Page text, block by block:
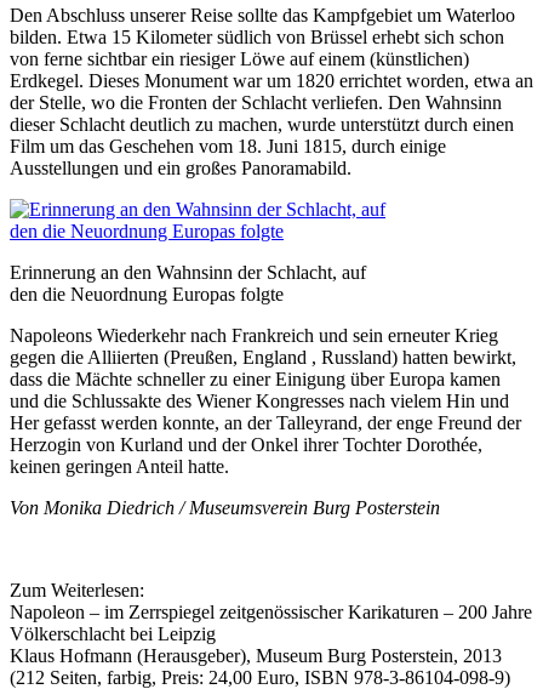
Den Abschluss unserer Reise sollte das Kampfgebiet um Waterloo
bilden. Etwa 15 Kilometer südlich von Brüssel erhebt sich schon
von ferne sichtbar ein riesiger Löwe auf einem (künstlichen)
Erdkegel. Dieses Monument war um 1820 errichtet worden, etwa an
der Stelle, wo die Fronten der Schlacht verliefen. Den Wahnsinn
dieser Schlacht deutlich zu machen, wurde unterstützt durch einen
Film um das Geschehen vom 18. Juni 1815, durch einige
Ausstellungen und ein großes Panoramabild.
Erinnerung an den Wahnsinn der Schlacht, auf
den die Neuordnung Europas folgte
Napoleons Wiederkehr nach Frankreich und sein erneuter Krieg
gegen die Alliierten (Preußen, England , Russland) hatten bewirkt,
dass die Mächte schneller zu einer Einigung über Europa kamen
und die Schlussakte des Wiener Kongresses nach vielem Hin und
Her gefasst werden konnte, an der Talleyrand, der enge Freund der
Herzogin von Kurland und der Onkel ihrer Tochter Dorothée,
keinen geringen Anteil hatte.
Von Monika Diedrich / Museumsverein Burg Posterstein
Zum Weiterlesen:
Napoleon – im Zerrspiegel zeitgenössischer Karikaturen – 200 Jahre
Völkerschlacht bei Leipzig
Klaus Hofmann (Herausgeber), Museum Burg Posterstein, 2013
(212 Seiten, farbig, Preis: 24,00 Euro, ISBN 978-3-86104-098-9)